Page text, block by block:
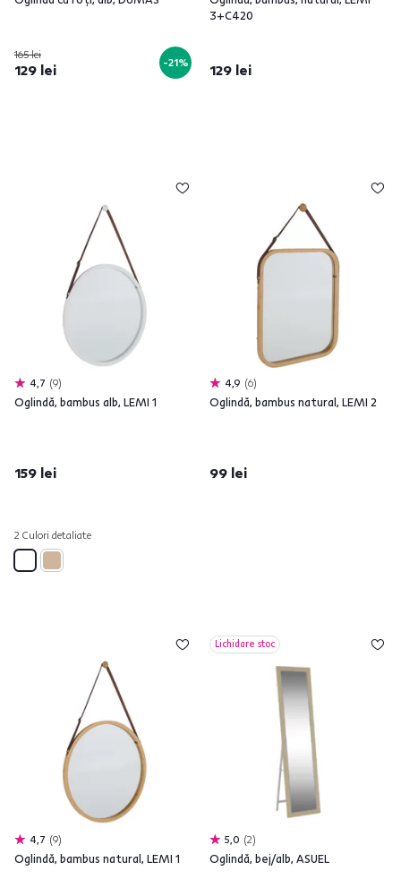
165 lei
129 lei -21%
3+C420
129 lei
4,7 9
Oglindă, bambus alb, LEMI 1
159 lei
2 Culori detaliate
4,9 6
Oglindă, bambus natural, LEMI 2
99 lei
4,7 9
Oglindă, bambus natural, LEMI 1
Lichidare stoc
5,0 2
Oglindă, bej/alb, ASUEL